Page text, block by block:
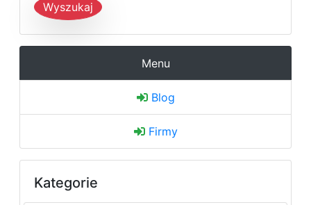
Wyszukaj
Menu
Blog
Firmy
Kategorie